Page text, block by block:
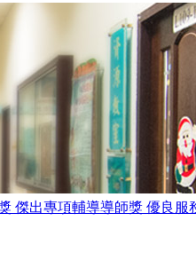
傑出專項輔導導師獎 優良服